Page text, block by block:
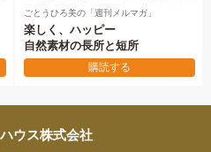
ごとうひろ美の「週刊メルマガ」
楽しく、ハッピー
自然素材の長所と短所
購読する
ウス株式会社